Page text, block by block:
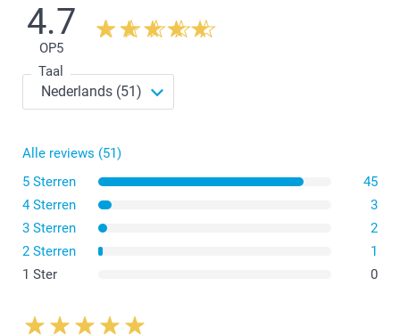
Het kleine formaat heeft afmetingen van 14 cm breed
en 30 cm hoog. Dit is een compacte en handige optie.
Als je de voorkeur geeft aan een standaardformaat, kies
van 21 x 29,7 cm.
Voor degenen die op zoek zijn naar een originele optie,
bieden we ook een vierkante verjaardagskalender aan
4.7
OP5
Taal
Alle reviews (51)
5 Sterren
45
4 Sterren
3
3 Sterren
2
2 Sterren
1
1 Ster
0